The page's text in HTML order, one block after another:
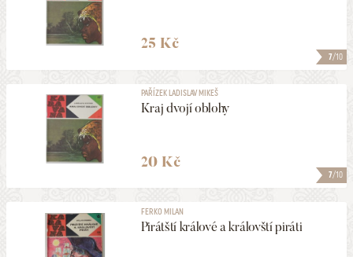
7/10
25 Kč
7/10
PAŘÍZEK LADISLAV MIKEŠ
Kraj dvojí oblohy
20 Kč
FERKO MILAN
Pirátští králové a královští piráti